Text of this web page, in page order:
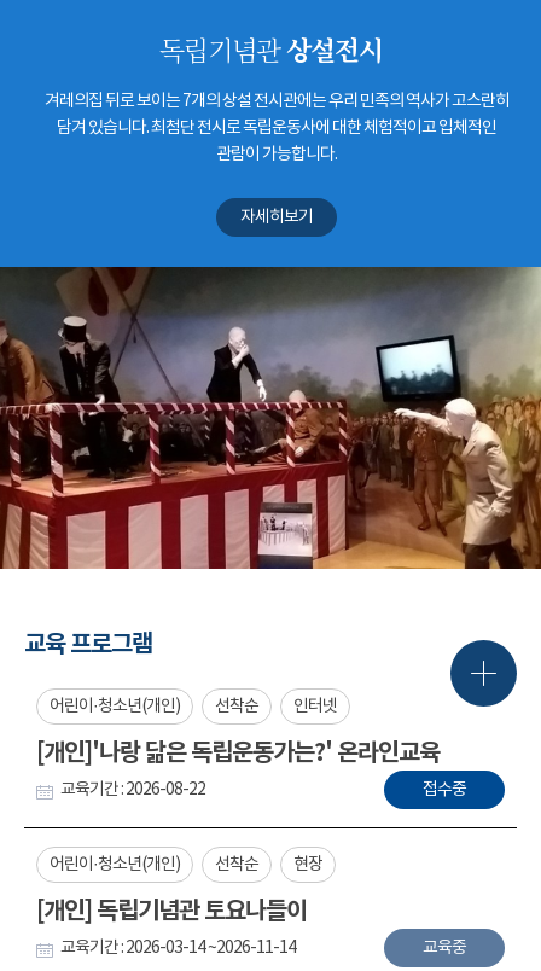
독립기념관상설전시
겨레의집 뒤로 보이는 7개의 상설 전시관에는 우리 민족의 역사가 고스란히
담겨 있습니다. 최첨단 전시로 독립운동사에 대한 체험적이고 입체적인
관람이 가능합니다.
자세히보기
교육 프로그램
어린이·청소년(개인) 선착순 인터넷
[개인]'나랑 닮은 독립운동가는?' 온라인교육
교육기간 : 2026-08-22 접수중
어린이·청소년(개인) 선착순 현장
[개인] 독립기념관 토요나들이
교육기간 : 2026-03-14 ~2026-11-14 교육중